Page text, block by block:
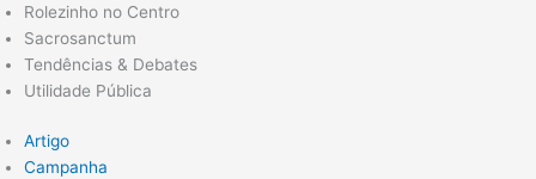
Rolezinho no Centro
Sacrosanctum
Tendências & Debates
Utilidade Pública
Artigo
Campanha